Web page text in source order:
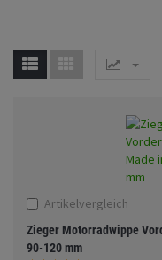
Zubehör
Artikelvergleich
Zieger Motorradwippe
90-120 mm